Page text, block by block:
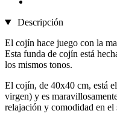
Descripción
El cojín hace juego con la
Esta funda de cojín está
los mismos tonos.
El cojín, de 40x40 cm, está
virgen) y es
relajación y comodidad en el